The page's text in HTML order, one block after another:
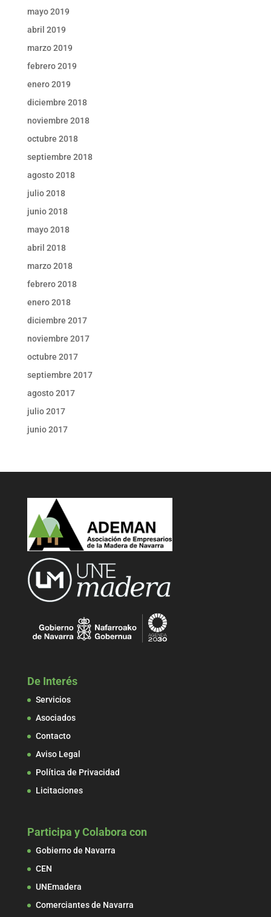
mayo 2019
abril 2019
marzo 2019
febrero 2019
enero 2019
diciembre 2018
noviembre 2018
octubre 2018
septiembre 2018
agosto 2018
julio 2018
junio 2018
mayo 2018
abril 2018
marzo 2018
febrero 2018
enero 2018
diciembre 2017
noviembre 2017
octubre 2017
septiembre 2017
agosto 2017
julio 2017
junio 2017
De Interés
Servicios
Asociados
Contacto
Aviso Legal
Política de Privacidad
Licitaciones
Participa y Colabora con
Gobierno de Navarra
CEN
UNEmadera
Comerciantes de Navarra